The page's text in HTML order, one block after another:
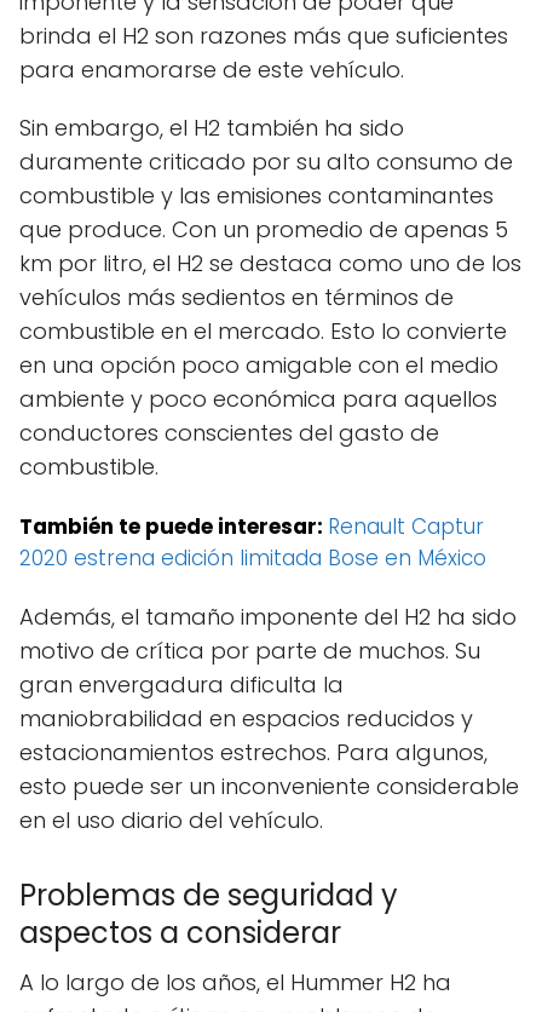
brinda el H2 son razones más que suficientes
para enamorarse de este vehículo.
Sin embargo, el H2 también ha sido
duramente criticado por su alto consumo de
combustible y las emisiones contaminantes
que produce. Con un promedio de apenas 5
km por litro, el H2 se destaca como uno de los
vehículos más sedientos en términos de
combustible en el mercado. Esto lo convierte
en una opción poco amigable con el medio
ambiente y poco económica para aquellos
conductores conscientes del gasto de
combustible.
También te puede interesar: Renault Captur
2020 estrena edición limitada Bose en México
Además, el tamaño imponente del H2 ha sido
motivo de crítica por parte de muchos. Su
gran envergadura dificulta la
maniobrabilidad en espacios reducidos y
estacionamientos estrechos. Para algunos,
esto puede ser un inconveniente considerable
en el uso diario del vehículo.
Problemas de seguridad y
aspectos a considerar
A lo largo de los años, el Hummer H2 ha